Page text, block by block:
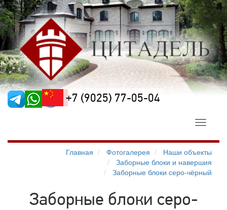
+7 (9025) 77-05-04
Toggle
Главная
Фотогалерея
Наши объекты
Заборные блоки и навершия
Заборные блоки серо-чёрный
Заборные блоки серо-